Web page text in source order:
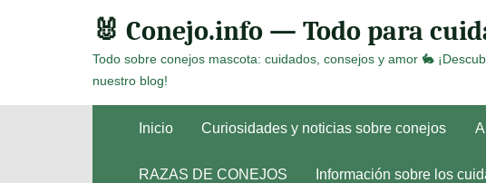
🐰 Conejo.info — Todo para
Todo sobre conejos mascota: cuidados, consejos y amor 🐇
nuestro blog!
Inicio Curiosidades y noticias sobre conejos
RAZAS DE CONEJOS Información sobre los